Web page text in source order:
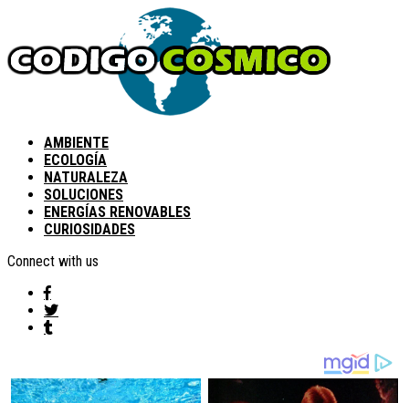
AMBIENTE
ECOLOGÍA
NATURALEZA
SOLUCIONES
ENERGÍAS RENOVABLES
CURIOSIDADES
Connect with us